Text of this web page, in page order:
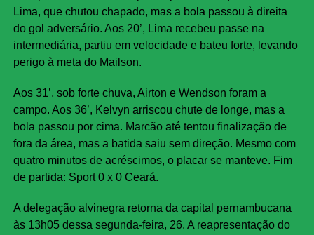
Lima, que chutou chapado, mas a bola passou à direita
do gol adversário. Aos 20’, Lima recebeu passe na
intermediária, partiu em velocidade e bateu forte, levando
perigo à meta do Mailson.
Aos 31’, sob forte chuva, Airton e Wendson foram a
campo. Aos 36’, Kelvyn arriscou chute de longe, mas a
bola passou por cima. Marcão até tentou finalização de
fora da área, mas a batida saiu sem direção. Mesmo com
quatro minutos de acréscimos, o placar se manteve. Fim
de partida: Sport 0 x 0 Ceará.
A delegação alvinegra retorna da capital pernambucana
às 13h05 dessa segunda-feira, 26. A reapresentação do